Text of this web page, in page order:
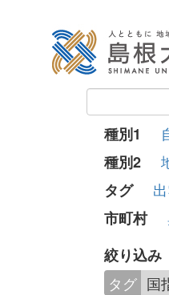
種別1
種別2
タグ
市町村
絞り込み
タグ 国